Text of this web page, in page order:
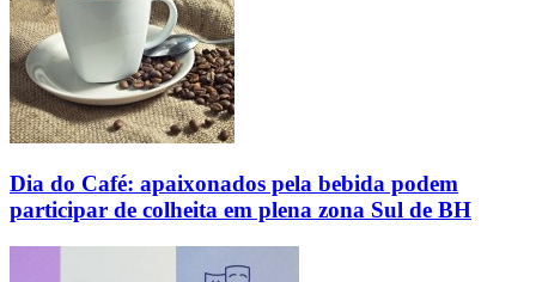
Dia do Café: apaixonados pela bebida podem
participar de colheita em plena zona Sul de BH